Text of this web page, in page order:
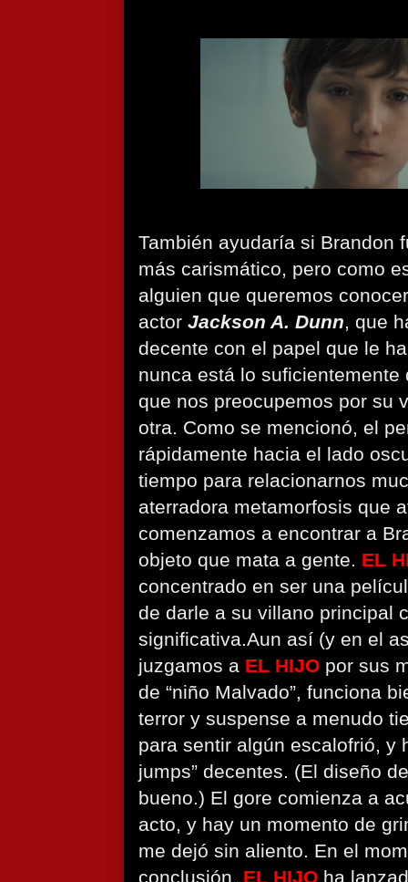
También ayudaría si Brandon
más carismático, pero como
alguien que queremos
actor Jackson A. Dunn, que
decente con el papel que le
nunca está lo
que nos preocupemos por su
otra. Como se mencionó, el
rápidamente hacia el lado
tiempo para relacionarnos
aterradora metamorfosis que
comenzamos a encontrar a
objeto que mata a gente. EL
concentrado en ser una
de darle a su villano principal
significativa.Aun así (y en el
juzgamos a EL HIJO por sus
de “niño Malvado”, funciona
terror y suspense a menudo
para sentir algún escalofrió, y
jumps” decentes. (El diseño
bueno.) El gore comienza a
acto, y hay un momento de
me dejó sin aliento. En el
conclusión, EL HIJO ha